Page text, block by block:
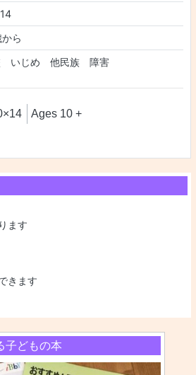
ます
きます
子どもの本
ら
いじめ 他民族 障害
Ages 10 +